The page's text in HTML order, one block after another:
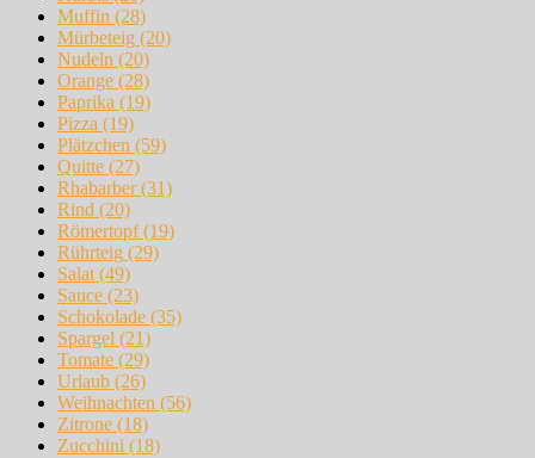
Muffin (28)
Mürbeteig (20)
Nudeln (20)
Orange (28)
Paprika (19)
Pizza (19)
Plätzchen (59)
Quitte (27)
Rhabarber(31)
Rind (20)
Römertopf(19)
Rührteig (29)
Salat (49)
Sauce (23)
Schokolade (35)
Spargel (21)
Tomate (29)
Urlaub (26)
Weihnachten (56)
Zitrone (18)
Zucchini (18)